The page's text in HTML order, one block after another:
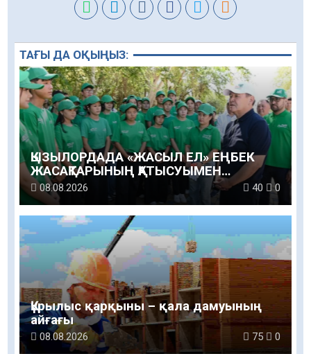
ТАҒЫ ДА ОҚЫҢЫЗ:
ҚЫЗЫЛОРДАДА «ЖАСЫЛ ЕЛ» ЕҢБЕК
ЖАСАҚТАРЫНЫҢ ҚАТЫСУЫМЕН
ЭКОЛОГИЯЛЫҚ СЕНБІЛІК ӨТТІ
08.08.2026 40 0
Құрылыс қарқыны – қала дамуының
айғағы
08.08.2026 75 0